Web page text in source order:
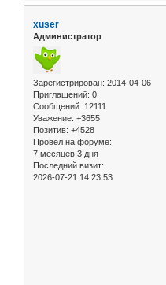
xuser
Администратор
Зарегистрирован: 2014-04-06
Приглашений: 0
Сообщений: 12111
Уважение: +3655
Позитив: +4528
Провел на форуме:
7 месяцев 3 дня
Последний визит:
2026-07-21 14:23:53